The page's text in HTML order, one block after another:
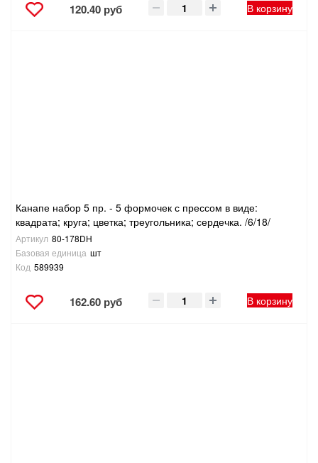
120.40 руб В корзину
Канапе набор 5 пр. - 5 формочек с прессом в виде:
квадрата; круга; цветка; треугольника; сердечка. /6/18/
Артикул 80-178DH
Базовая единица шт
Код 589939
162.60 руб В корзину